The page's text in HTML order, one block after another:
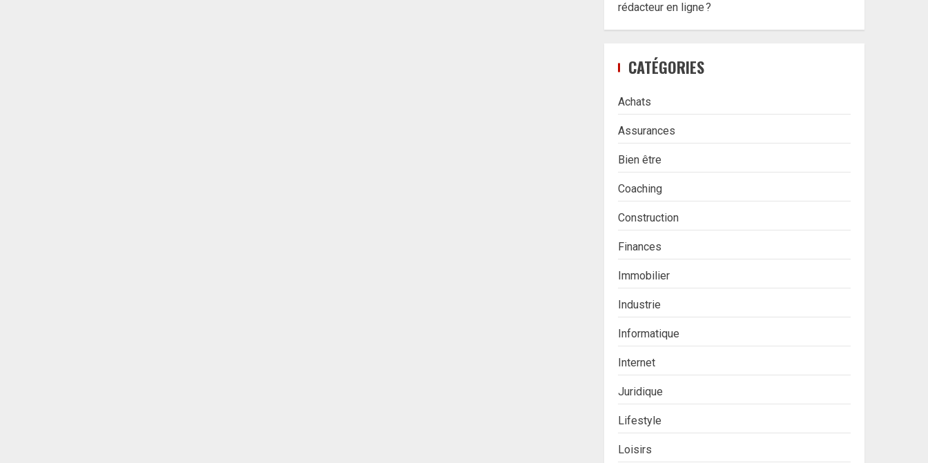
rédacteur en ligne ?
CATÉGORIES
Achats
Assurances
Bien être
Coaching
Construction
Finances
Immobilier
Industrie
Informatique
Internet
Juridique
Lifestyle
Loisirs